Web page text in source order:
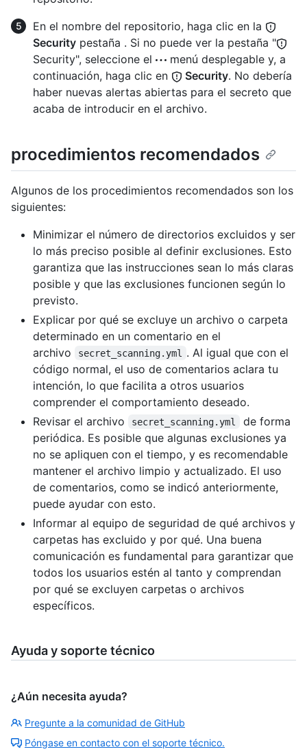
En el nombre del repositorio, haga clic en la
Security pestaña . Si no puede ver la pestaña "
Security", seleccione el
menú desplegable y, a
continuación, haga clic en
Security. No debería
haber nuevas alertas abiertas para el secreto que
acaba de introducir en el archivo.
procedimientos recomendados
Algunos de los procedimientos recomendados son los
siguientes:
Minimizar el número de directorios excluidos y ser
lo más preciso posible al definir exclusiones. Esto
garantiza que las instrucciones sean lo más claras
posible y que las exclusiones funcionen según lo
previsto.
Explicar por qué se excluye un archivo o carpeta
determinado en un comentario en el
archivo
secret_scanning.yml
. Al igual que con el
código normal, el uso de comentarios aclara tu
intención, lo que facilita a otros usuarios
comprender el comportamiento deseado.
Revisar el archivo
secret_scanning.yml
de forma
periódica. Es posible que algunas exclusiones ya
no se apliquen con el tiempo, y es recomendable
mantener el archivo limpio y actualizado. El uso
de comentarios, como se indicó anteriormente,
puede ayudar con esto.
Informar al equipo de seguridad de qué archivos y
carpetas has excluido y por qué. Una buena
comunicación es fundamental para garantizar que
todos los usuarios estén al tanto y comprendan
por qué se excluyen carpetas o archivos
específicos.
Ayuda y soporte técnico
¿Aún necesita ayuda?
Pregunte a la comunidad de GitHub
Póngase en contacto con el soporte técnico.